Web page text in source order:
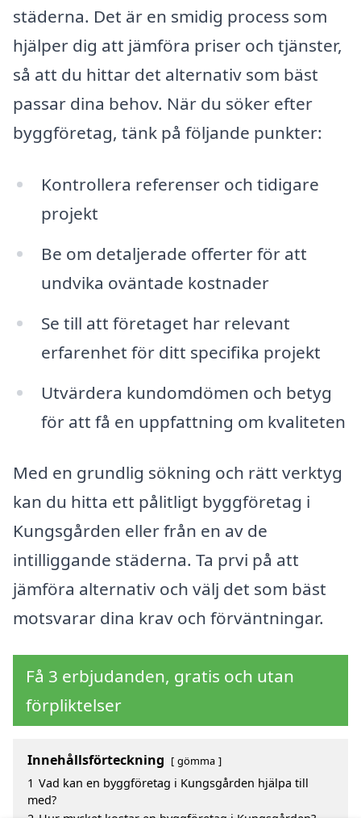
städerna. Det är en smidig process som
hjälper dig att jämföra priser och tjänster,
så att du hittar det alternativ som bäst
passar dina behov. När du söker efter
byggföretag, tänk på följande punkter:
Kontrollera referenser och tidigare
projekt
Be om detaljerade offerter för att
undvika oväntade kostnader
Se till att företaget har relevant
erfarenhet för ditt specifika projekt
Utvärdera kundomdömen och betyg
för att få en uppfattning om kvaliteten
Med en grundlig sökning och rätt verktyg
kan du hitta ett pålitligt byggföretag i
Kungsgården eller från en av de
intilliggande städerna. Ta prvi på att
jämföra alternativ och välj det som bäst
motsvarar dina krav och förväntningar.
Få 3 erbjudanden, gratis och utan
förpliktelser
Innehållsförteckning gömma
1 Vad kan en byggföretag i Kungsgården hjälpa till
med?